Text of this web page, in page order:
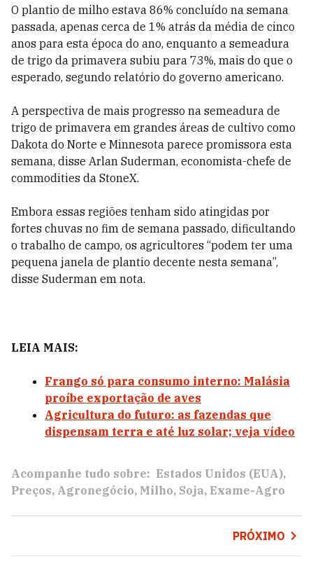
O plantio de milho estava 86% concluído na semana
passada, apenas cerca de 1% atrás da média de cinco
anos para esta época do ano, enquanto a semeadura
de trigo da primavera subiu para 73%, mais do que o
esperado, segundo relatório do governo americano.
A perspectiva de mais progresso na semeadura de
trigo de primavera em grandes áreas de cultivo como
Dakota do Norte e Minnesota parece promissora esta
semana, disse Arlan Suderman, economista-chefe de
commodities da StoneX.
Embora essas regiões tenham sido atingidas por
fortes chuvas no fim de semana passado, dificultando
o trabalho de campo, os agricultores “podem ter uma
pequena janela de plantio decente nesta semana”,
disse Suderman em nota.
LEIA MAIS:
Frango só para consumo interno: Malásia
proíbe exportação de aves
Agricultura do futuro: as fazendas que
dispensam terra e até luz solar; veja vídeo
Acompanhe tudo sobre: Estados Unidos (EUA)
Preços Agronegócio Milho Soja Exame-Agro
PRÓXIMO